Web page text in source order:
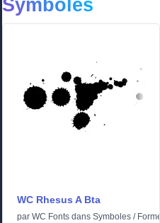
Symboles
WC Rhesus A Bta
par WC Fonts dans Symboles /